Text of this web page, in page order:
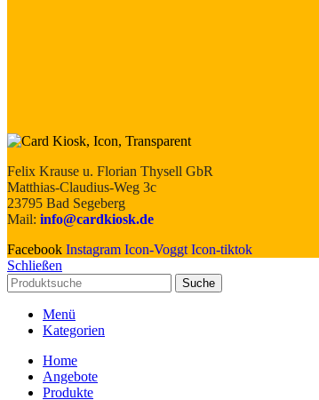
Felix Krause u. Florian Thysell GbR
Matthias-Claudius-Weg 3c
23795 Bad Segeberg
Mail: info@cardkiosk.de
Facebook Instagram Icon-Voggt Icon-tiktok
Schließen
Suche
Menü
Kategorien
Home
Angebote
Produkte